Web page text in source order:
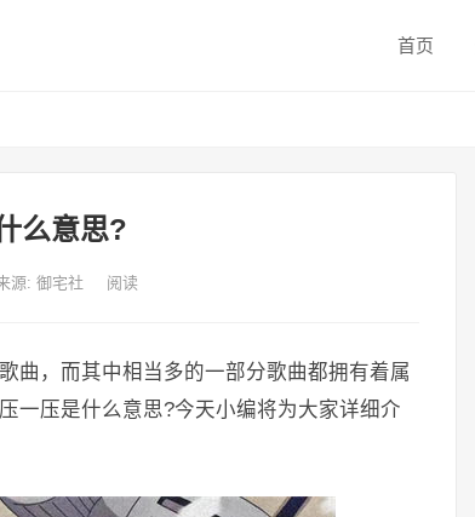
首页
么意思?
源: 御宅社 阅读
曲，而其中相当多的一部分歌曲都拥有着属
一压是什么意思?今天小编将为大家详细介